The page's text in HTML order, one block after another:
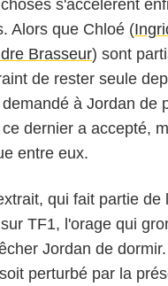
s'accélèrent
Alors que Chloé (
Brasseur) sont
de rester seule
à Jordan de
dernier a accepté,
entre eux.
qui fait partie de
TF1, l'orage qui
Jordan de
perturbé par la